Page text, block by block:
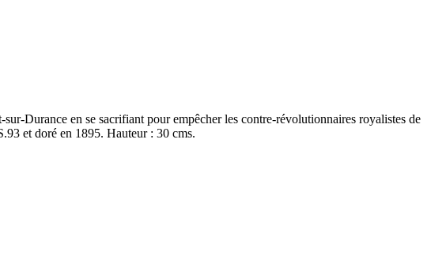
Durance en se sacrifiant pour empêcher les contre-révolutionnaires royalistes de
et doré en 1895. Hauteur : 30 cms.